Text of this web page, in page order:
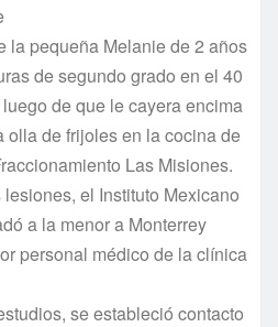
la pequeña Melanie de 2 años
de segundo grado en el 40
de que le cayera encima
olla de frijoles en la cocina de
Las Misiones.
el Instituto Mexicano
a la menor a Monterrey
personal médico de la clí­nica
se estableció contacto